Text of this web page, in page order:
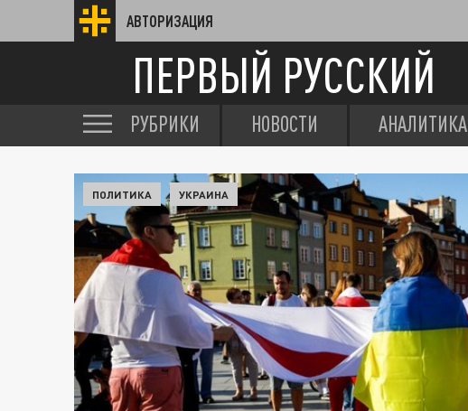
АВТОРИЗАЦИЯ
ПЕРВЫЙ РУССКИЙ
РУБРИКИ НОВОСТИ АНАЛИТИКА
ПОЛИТИКА УКРАИНА